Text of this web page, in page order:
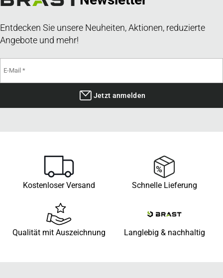
Entdecken Sie unsere Neuheiten, Aktionen, reduzierte
Angebote und mehr!
Jetzt anmelden
Kostenloser Versand Schnelle Lieferung
Qualität mit Auszeichnung Langlebig & nachhaltig